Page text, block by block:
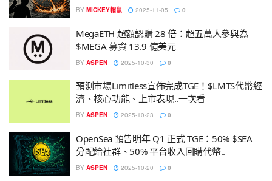
BY MICKEY帽鼠 2025-11-05 0
MegaETH 超額認購 28 倍：超五萬人參與為
$MEGA 募資 13.9 億美元
BY ASPEN 2025-10-30 0
預測市場Limitless宣佈完成TGE！$LMTS代幣經
濟、核心功能、上市表現..一次看
BY ASPEN 2025-10-23 0
OpenSea 預告明年 Q1 正式 TGE：50% $SEA
分配給社群、50% 平台收入回購代幣..
BY ASPEN 2025-10-20 0